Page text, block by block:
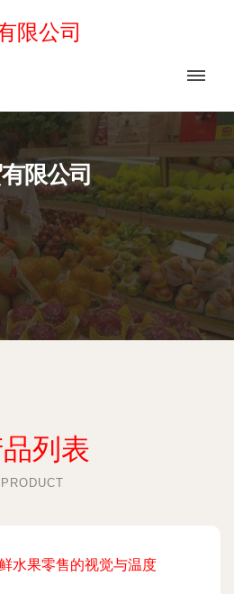
限公司
限公司
列表
PRODUCT